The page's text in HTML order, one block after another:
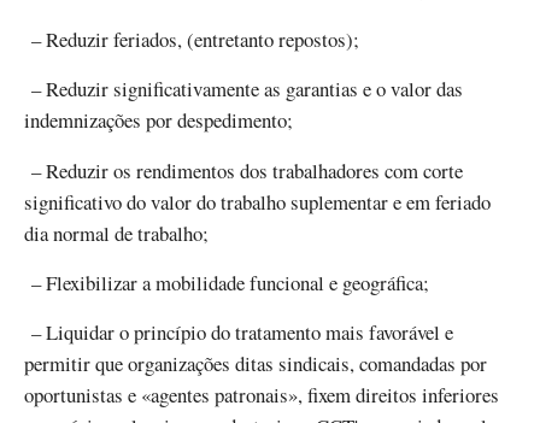
– Reduzir feriados, (entretanto repostos);
– Reduzir significativamente as garantias e o valor das
indemnizações por despedimento;
– Reduzir os rendimentos dos trabalhadores com corte
significativo do valor do trabalho suplementar e em feriado
dia normal de trabalho;
– Flexibilizar a mobilidade funcional e geográfica;
– Liquidar o princípio do tratamento mais favorável e
permitir que organizações ditas sindicais, comandadas por
oportunistas e «agentes patronais», fixem direitos inferiores